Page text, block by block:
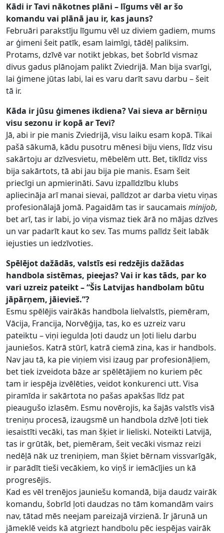
Kādi ir Tavi nākotnes plāni – līgums vēl ar šo
komandu vai plānā jau ir, kas jauns?
Februāri parakstīju līgumu vēl uz diviem gadiem, mums
ar ģimeni šeit patīk, esam laimīgi, tādēļ paliksim.
Protams, dzīvē var notikt jebkas, bet šobrīd vismaz
divus gadus plānojam palikt Zviedrijā. Man bija svarīgi,
lai ģimene jūtas labi, lai es varu darīt savu darbu – šeit
tā ir.
Kāda ir jūsu ģimenes ikdiena? Vai sieva ar bērniņu
visu sezonu ir kopā ar Tevi?
Jā, abi ir pie manis Zviedrijā, visu laiku esam kopā. Tikai
pašā sākumā, kādu pusotru mēnesi biju viens, līdz visu
sakārtoju ar dzīvesvietu, mēbelēm utt. Bet, tiklīdz viss
bija sakārtots, tā abi jau bija pie manis. Esam šeit
priecīgi un apmierināti. Savu izpalīdzību klubs
apliecināja arī manai sievai, palīdzot ar darba vietu viņas
profesionālajā jomā. Pagaidām tas ir saucamais minijob,
bet arī, tas ir labi, jo viņa vismaz tiek ārā no mājas dzīves
un var padarīt kaut ko sev. Tas mums palīdz šeit labāk
iejusties un iedzīvoties.
Spēlējot dažādās, valstīs esi redzējis dažādas
handbola sistēmas, pieejas? Vai ir kas tāds, par ko
vari uzreiz pateikt – “Šis Latvijas handbolam būtu
jāpārņem, jāievieš.”?
Esmu spēlējis vairākās handbola lielvalstīs, piemēram,
Vācija, Francija, Norvēģija, tas, ko es uzreiz varu
pateiktu – viņi iegulda ļoti daudz un ļoti lielu darbu
jauniešos. Katrā stūrī, katrā ciemā zina, kas ir handbols.
Nav jau tā, ka pie viņiem visi izaug par profesionāļiem,
bet tiek izveidota bāze ar spēlētājiem no kuriem pēc
tam ir iespēja izvēlēties, veidot konkurenci utt. Visa
piramīda ir sakārtota no pašas apakšas līdz pat
pieaugušo izlasēm. Esmu novērojis, ka šajās valstīs visā
treniņu procesā, izaugsmē un handbola dzīvē ļoti tiek
iesaistīti vecāki, tas man šķiet ir lieliski. Noteikti Latvijā,
tas ir grūtāk, bet, piemēram, šeit vecāki vismaz reizi
nedēļā nāk uz treniņiem, man šķiet bērnam vissvarīgāk,
ir parādīt tieši vecākiem, ko viņš ir iemācījies un kā
progresējis.
Kad es vēl trenējos jauniešu komandā, bija daudz vairāk
komandu, šobrīd ļoti daudzas no tām komandām vairs
nav, tātad mēs neejam pareizajā virzienā. Ir jārunā un
jāmeklē veids kā atgriezt handbolu pēc iespējas vairāk